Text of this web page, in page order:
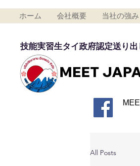
ホーム 会社概要 当社の強み
技能実習生タイ政府認定送り出
MEET
All Posts